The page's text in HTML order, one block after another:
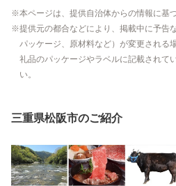
本ページは、提供自治体からの情報に基
提供元の都合などにより、掲載中に予告
パッケージ、原材料など）が変更される
礼品のパッケージやラベルに記載されて
い。
三重県松阪市のご紹介